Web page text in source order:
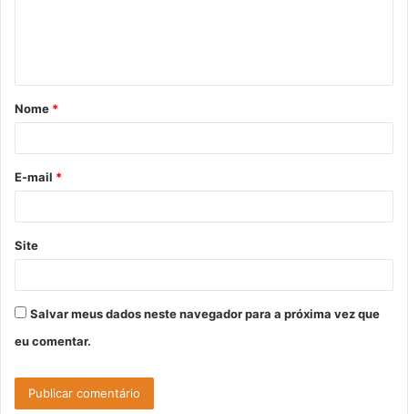
á
r
*
Nome *
E-mail *
Site
Salvar meus dados neste navegador para a próxima vez que
eu comentar.